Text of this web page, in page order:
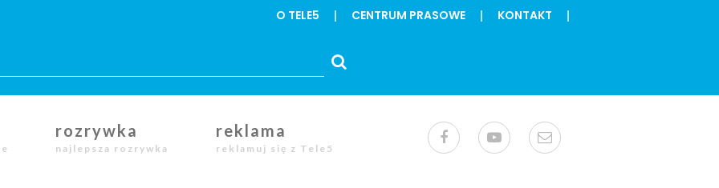
O TELE5 CENTRUM PRASOWE KONTAKT
rozrywka
najlepsza rozrywka
reklama
reklamuj się z Tele5